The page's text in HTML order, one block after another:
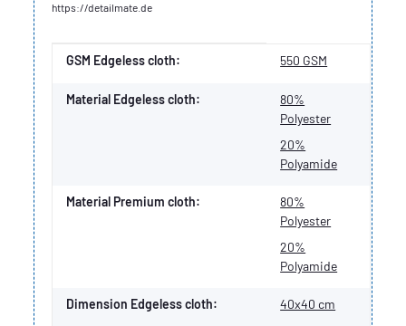
https://detailmate.de
Item information
Value
GSM Edgeless cloth: 550 GSM
Material Edgeless cloth:
80%
Polyester
20%
Polyamide
Material Premium cloth:
80%
Polyester
20%
Polyamide
Dimension Edgeless cloth: 40x40 cm